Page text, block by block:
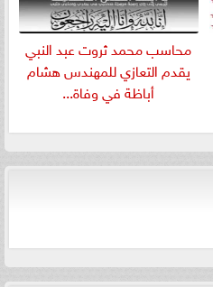
​محاسب محمد ثروت عبد النبي
يقدم التعازي للمهندس هشام
أباظة في وفاة...